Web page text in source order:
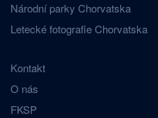
Národní parky Chorvatska
Letecké fotografie Chorvatska
Kontakt
O nás
FKSP